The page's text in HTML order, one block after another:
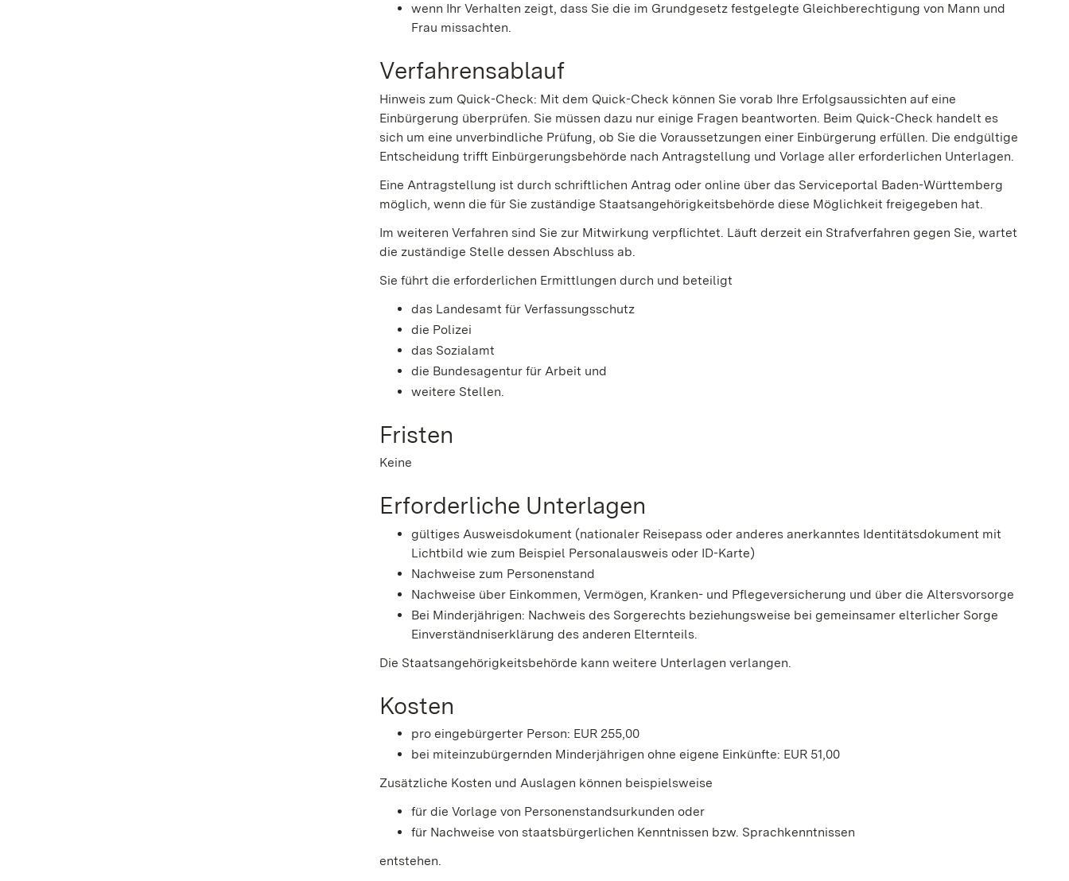
wenn Ihr Verhalten zeigt, dass Sie die im Grundgesetz festgelegte Gleichberechtigung von Mann und
Frau missachten.
Verfahrensablauf
Hinweis zum Quick-Check: Mit dem Quick-Check können Sie vorab Ihre Erfolgsaussichten auf eine
Einbürgerung überprüfen. Sie müssen dazu nur einige Fragen beantworten. Beim Quick-Check handelt es
sich um eine unverbindliche Prüfung, ob Sie die Voraussetzungen einer Einbürgerung erfüllen. Die endgültige
Entscheidung trifft Einbürgerungsbehörde nach Antragstellung und Vorlage aller erforderlichen Unterlagen.
Eine Antragstellung istdurch schriftlichen Antrag oder online über das Serviceportal Baden-Württemberg
möglich, wenn die für Sie zuständige Staatsangehörigkeitsbehörde diese Möglichkeit freigegeben hat.
Im weiteren Verfahren sind Sie zur Mitwirkung verpflichtet. Läuft derzeit ein Strafverfahren gegen Sie, wartet
die zuständige Stelle dessen Abschluss ab.
Sie führt die erforderlichen Ermittlungen durch und beteiligt
das Landesamt für Verfassungsschutz
die Polizei
das Sozialamt
die Bundesagentur für Arbeit und
weitere Stellen.
Fristen
Keine
Erforderliche Unterlagen
gültiges Ausweisdokument (nationaler Reisepass oder anderes anerkanntes Identitätsdokument mit
Lichtbild wie zum Beispiel Personalausweis oder ID-Karte)
Nachweise zum Personenstand
Nachweise über Einkommen, Vermögen, Kranken- und Pflegeversicherung und über die Altersvorsorge
Bei Minderjährigen: Nachweis des Sorgerechts beziehungsweise bei gemeinsamer elterlicher Sorge
Einverständniserklärung des anderen Elternteils.
Die Staatsangehörigkeitsbehörde kann weitere Unterlagen verlangen.
Kosten
pro eingebürgerter Person: EUR 255,00
bei miteinzubürgernden Minderjährigen ohne eigene Einkünfte: EUR 51,00
Zusätzliche Kosten und Auslagen können beispielsweise
für die Vorlage von Personenstandsurkunden oder
für Nachweise von staatsbürgerlichen Kenntnissen bzw. Sprachkenntnissen
entstehen.